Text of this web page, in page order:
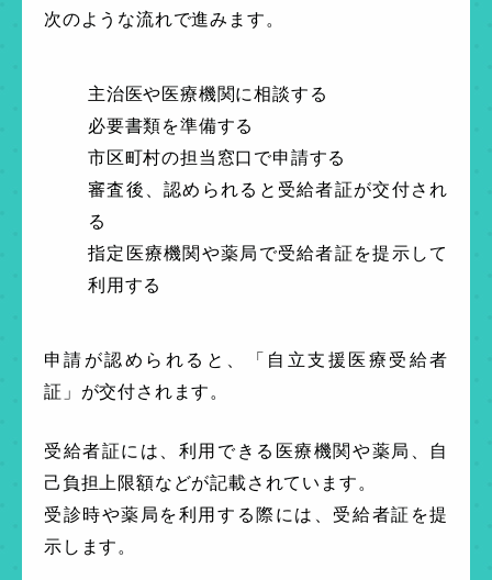
次のような流れで進みます。
主治医や医療機関に相談する
必要書類を準備する
市区町村の担当窓口で申請する
審査後、認められると受給者証が交付され
る
指定医療機関や薬局で受給者証を提示して
利用する
申請が認められると、「自立支援医療受給者
証」が交付されます。
受給者証には、利用できる医療機関や薬局、自
己負担上限額などが記載されています。
受診時や薬局を利用する際には、受給者証を提
示します。